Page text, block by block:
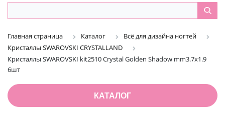
Главная страница Каталог
Всё для дизайна ногтей
Кристаллы SWAROVSKI CRYSTALLAND
Кристаллы SWAROVSKI kit2510 Crystal Golden Shadow mm3.7x1.9
6шт
КАТАЛОГ